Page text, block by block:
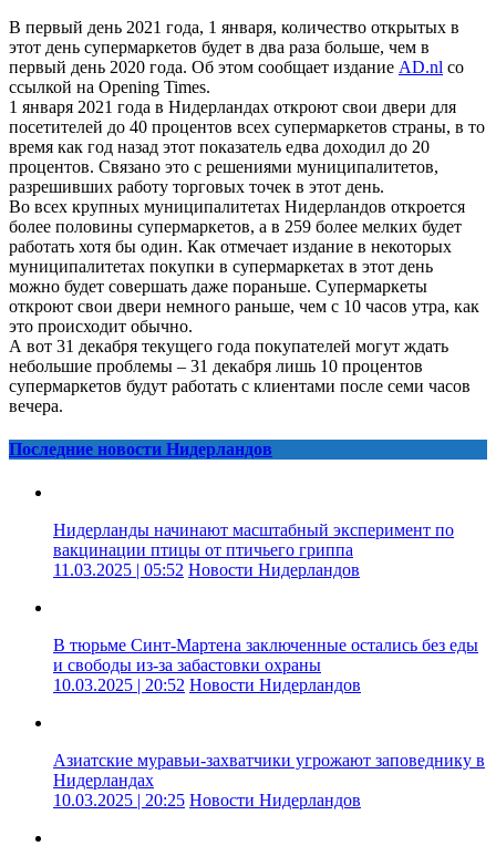
В первый день 2021 года, 1 января, количество открытых в
этот день супермаркетов будет в два раза больше, чем в
первый день 2020 года. Об этом сообщает издание AD.nl со
ссылкой на Opening Times.
1 января 2021 года в Нидерландах откроют свои двери для
посетителей до 40 процентов всех супермаркетов страны, в то
время как год назад этот показатель едва доходил до 20
процентов. Связано это с решениями муниципалитетов,
разрешивших работу торговых точек в этот день.
Во всех крупных муниципалитетах Нидерландов откроется
более половины супермаркетов, а в 259 более мелких будет
работать хотя бы один. Как отмечает издание в некоторых
муниципалитетах покупки в супермаркетах в этот день
можно будет совершать даже пораньше. Супермаркеты
откроют свои двери немного раньше, чем с 10 часов утра, как
это происходит обычно.
А вот 31 декабря текущего года покупателей могут ждать
небольшие проблемы – 31 декабря лишь 10 процентов
супермаркетов будут работать с клиентами после семи часов
вечера.
Последние новости Нидерландов
Нидерланды начинают масштабный эксперимент по
вакцинации птицы от птичьего гриппа
11.03.2025 | 05:52 Новости Нидерландов
В тюрьме Синт-Мартена заключенные остались без еды
и свободы из-за забастовки охраны
10.03.2025 | 20:52 Новости Нидерландов
Азиатские муравьи-захватчики угрожают заповеднику в
Нидерландах
10.03.2025 | 20:25 Новости Нидерландов